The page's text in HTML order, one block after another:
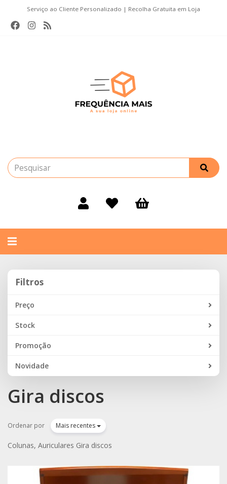
Serviço ao Cliente Personalizado | Recolha Gratuita em Loja
Alternar
Filtros
Filtros
Preço
Stock
Promoção
Novidade
Gira discos
Ordenar por Mais recentes
Colunas, Auriculares Gira discos